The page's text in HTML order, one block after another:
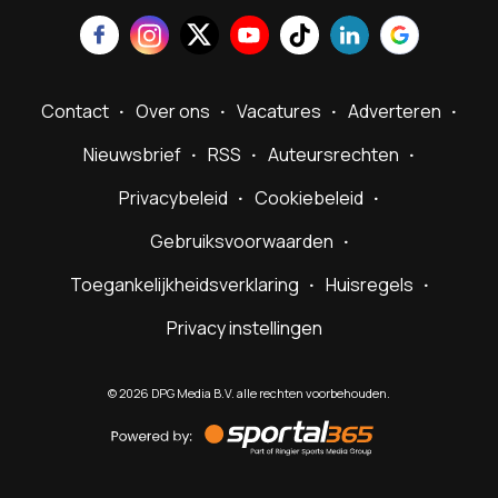
Contact Over ons Vacatures
Adverteren
Nieuwsbrief
RSS
Auteursrechten
Privacybeleid
Cookiebeleid
Gebruiksvoorwaarden
Toegankelijkheidsverklaring
Huisregels
Privacy instellingen
©2026 DPG Media B.V. alle rechten voorbehouden.
by
Sportal365